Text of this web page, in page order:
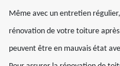
Même avec un entretien
rénovation de votre toiture
peuvent être en mauvais état